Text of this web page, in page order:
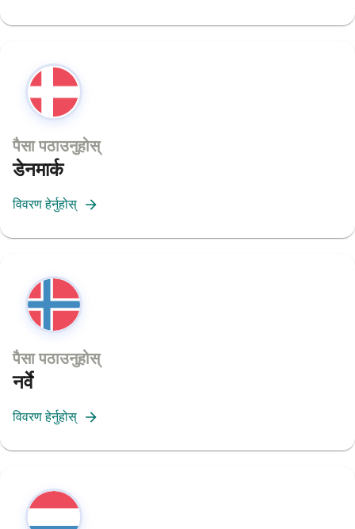
पैसा पठाउनुहोस्
डेनमार्क
विवरण हेर्नुहोस्
पैसा पठाउनुहोस्
नर्वे
विवरण हेर्नुहोस्